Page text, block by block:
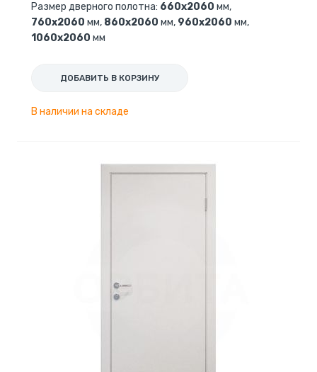
Размер дверного полотна: 660х2060 мм,
760х2060 мм, 860х2060 мм, 960х2060 мм,
1060х2060 мм
ДОБАВИТЬ В КОРЗИНУ
В наличии на складе